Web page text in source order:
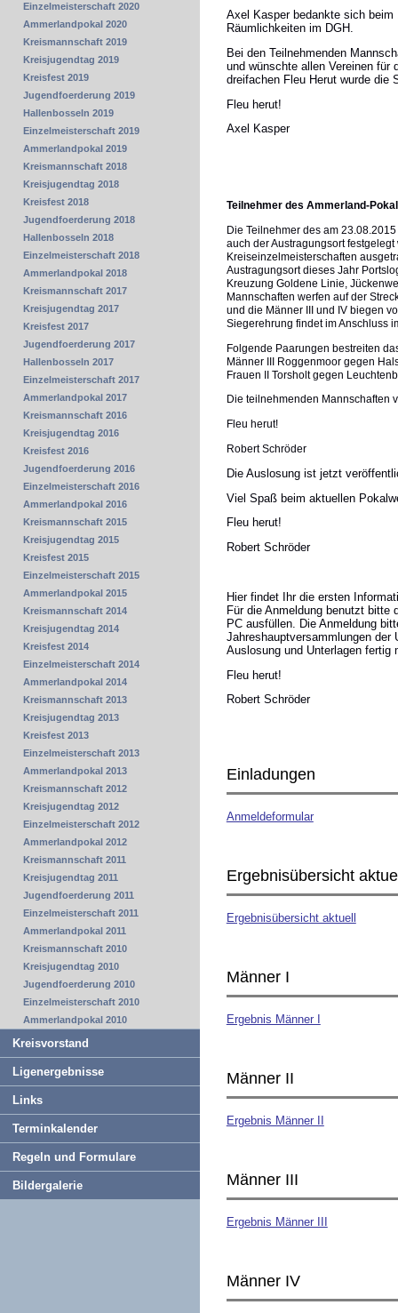
Axel Kasper bedankte sich
Räumlichkeiten im DGH.
Bei den Teilnehmenden
und wünschte allen Vereinen
dreifachen Fleu Herut wurde die
Fleu herut!
Axel Kasper
Teilnehmer des Ammerland-
Die Teilnehmer des am
auch der Austragungsort
Kreiseinzelmeisterschaften
Austragungsort dieses Jahr
Kreuzung Goldene Linie,
Mannschaften werfen auf der
und die Männer III und IV biegen
Siegerehrung findet im Anschluss
Folgende Paarungen bestreiten
Männer III Roggenmoor gegen
Frauen II Torsholt gegen
Die teilnehmenden Mannschaften
Fleu herut!
Robert Schröder
Die Auslosung ist jetzt
Viel Spaß beim aktuellen
Fleu herut!
Robert Schröder
Hier findet Ihr die ersten
Für die Anmeldung benutzt bitte
PC ausfüllen. Die Anmeldung
Jahreshauptversammlungen der
Auslosung und Unterlagen fertig
Fleu herut!
Robert Schröder
Einladungen
Anmeldeformular
Ergebnisübersicht
Ergebnisübersicht aktuell
Männer I
Ergebnis Männer I
Männer II
Ergebnis Männer II
Männer III
Ergebnis Männer III
Männer IV
Einzelmeisterschaft 2020
Ammerlandpokal 2020
Kreismannschaft 2019
Kreisjugendtag 2019
Kreisfest 2019
Jugendfoerderung 2019
Hallenbosseln 2019
Einzelmeisterschaft 2019
Ammerlandpokal 2019
Kreismannschaft 2018
Kreisjugendtag 2018
Kreisfest 2018
Jugendfoerderung 2018
Hallenbosseln 2018
Einzelmeisterschaft 2018
Ammerlandpokal 2018
Kreismannschaft 2017
Kreisjugendtag 2017
Kreisfest 2017
Jugendfoerderung 2017
Hallenbosseln 2017
Einzelmeisterschaft 2017
Ammerlandpokal 2017
Kreismannschaft 2016
Kreisjugendtag 2016
Kreisfest 2016
Jugendfoerderung 2016
Einzelmeisterschaft 2016
Ammerlandpokal 2016
Kreismannschaft 2015
Kreisjugendtag 2015
Kreisfest 2015
Einzelmeisterschaft 2015
Ammerlandpokal 2015
Kreismannschaft 2014
Kreisjugendtag 2014
Kreisfest 2014
Einzelmeisterschaft 2014
Ammerlandpokal 2014
Kreismannschaft 2013
Kreisjugendtag 2013
Kreisfest 2013
Einzelmeisterschaft 2013
Ammerlandpokal 2013
Kreismannschaft 2012
Kreisjugendtag 2012
Einzelmeisterschaft 2012
Ammerlandpokal 2012
Kreismannschaft 2011
Kreisjugendtag 2011
Jugendfoerderung 2011
Einzelmeisterschaft 2011
Ammerlandpokal 2011
Kreismannschaft 2010
Kreisjugendtag 2010
Jugendfoerderung 2010
Einzelmeisterschaft 2010
Ammerlandpokal 2010
Kreisvorstand
Ligenergebnisse
Links
Terminkalender
Regeln und Formulare
Bildergalerie